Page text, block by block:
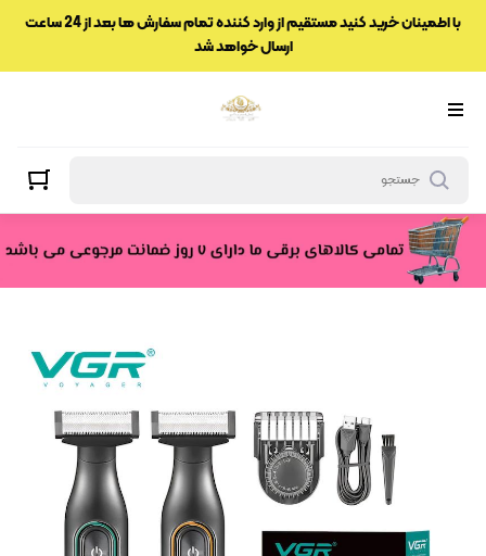
با اطمینان خرید کنید مستقیم از وارد کننده تمام سفارش ها بعد از 24 ساعت
ارسال خواهد شد